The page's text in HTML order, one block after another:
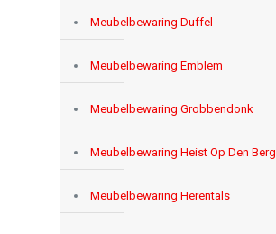
Meubelbewaring Duffel
Meubelbewaring Emblem
Meubelbewaring Grobbendonk
Meubelbewaring Heist Op Den Berg
Meubelbewaring Herentals